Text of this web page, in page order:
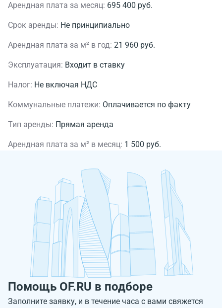
Арендная плата за месяц: 695 400 руб.
Срок аренды: Не принципиально
Арендная плата за м² в год: 21 960 руб.
Эксплуатация: Входит в ставку
Налог: Не включая НДС
Коммунальные платежи: Оплачивается по факту
Тип аренды: Прямая аренда
Арендная плата за м² в месяц: 1 500 руб.
Помощь OF.RU в подборе
Заполните заявку, и в течение часа с вами свяжется